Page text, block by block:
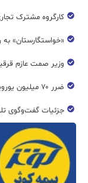
کارگروه مشترک
«خواستگارستان»
وزیر صمت عازم
ضرر ۷۰ میلیون یورویی بروکسل ایرلاینز از جنگ علیه ایران
جزئیات گفت‌وگوی